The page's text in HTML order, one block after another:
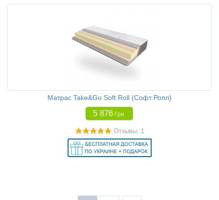
Матрас Take&Go Soft Roll (Софт Ролл)
5 876 Грн
Отзывы: 1